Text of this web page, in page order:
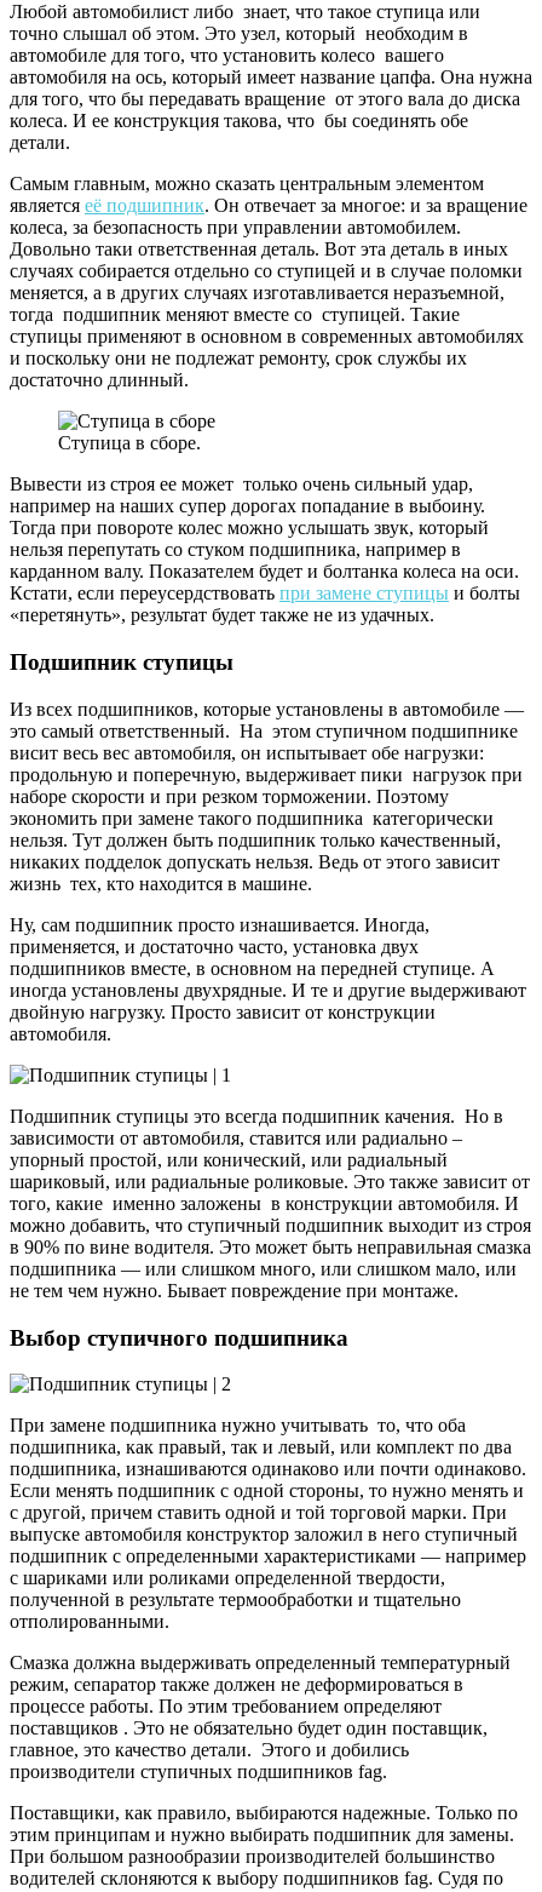
Любой автомобилист либо знает, что такое ступица или
точно слышал об этом. Это узел, который необходим в
автомобиле для того, что установить колесо вашего
автомобиля на ось, который имеет название цапфа. Она нужна
для того, что бы передавать вращение от этого вала до диска
колеса. И ее конструкция такова, что бы соединять обе
детали.
Самым главным, можно сказать центральным элементом
является её подшипник. Он отвечает за многое: и за вращение
колеса, за безопасность при управлении автомобилем.
Довольно таки ответственная деталь. Вот эта деталь в иных
случаях собирается отдельно со ступицей и в случае поломки
меняется, а в других случаях изготавливается неразъемной,
тогда подшипник меняют вместе со ступицей. Такие
ступицы применяют в основном в современных автомобилях
и поскольку они не подлежат ремонту, срок службы их
достаточно длинный.
Ступица в сборе.
Вывести из строя ее может только очень сильный удар,
например на наших супер дорогах попадание в выбоину.
Тогда при повороте колес можно услышать звук, который
нельзя перепутать со стуком подшипника, например в
карданном валу. Показателем будет и болтанка колеса на оси.
Кстати, если переусердствовать при замене ступицы и болты
«перетянуть», результат будет также не из удачных.
Подшипник ступицы
Из всех подшипников, которые установлены в автомобиле —
это самый ответственный. На этом ступичном подшипнике
висит весь вес автомобиля, он испытывает обе нагрузки:
продольную и поперечную, выдерживает пики нагрузок при
наборе скорости и при резком торможении. Поэтому
экономить при замене такого подшипника категорически
нельзя. Тут должен быть подшипник только качественный,
никаких подделок допускать нельзя. Ведь от этого зависит
жизнь тех, кто находится в машине.
Ну, сам подшипник просто изнашивается. Иногда,
применяется, и достаточно часто, установка двух
подшипников вместе, в основном на передней ступице. А
иногда установлены двухрядные. И те и другие выдерживают
двойную нагрузку. Просто зависит от конструкции
автомобиля.
Подшипник ступицы это всегда подшипник качения. Но в
зависимости от автомобиля, ставится или радиально –
упорный простой, или конический, или радиальный
шариковый, или радиальные роликовые. Это также зависит от
того, какие именно заложены в конструкции автомобиля. И
можно добавить, что ступичный подшипник выходит из строя
в 90% по вине водителя. Это может быть неправильная смазка
подшипника — или слишком много, или слишком мало, или
не тем чем нужно. Бывает повреждение при монтаже.
Выбор ступичного подшипника
При замене подшипника нужно учитывать то, что оба
подшипника, как правый, так и левый, или комплект по два
подшипника, изнашиваются одинаково или почти одинаково.
Если менять подшипник с одной стороны, то нужно менять и
с другой, причем ставить одной и той торговой марки. При
выпуске автомобиля конструктор заложил в него ступичный
подшипник с определенными характеристиками — например
с шариками или роликами определенной твердости,
полученной в результате термообработки и тщательно
отполированными.
Смазка должна выдерживать определенный температурный
режим, сепаратор также должен не деформироваться в
процессе работы. По этим требованием определяют
поставщиков . Это не обязательно будет один поставщик,
главное, это качество детали. Этого и добились
производители ступичных подшипников fag.
Поставщики, как правило, выбираются надежные. Только по
этим принципам и нужно выбирать подшипник для замены.
При большом разнообразии производителей большинство
водителей склоняются к выбору подшипников fag. Судя по